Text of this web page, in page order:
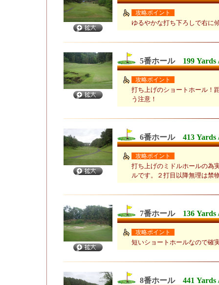
攻略ポイント
ゆるやかな打ち下ろしで右に
5番ホール 199 Yards
攻略ポイント
打ち上げのショートホール！
う注意！
6番ホール 413 Yards
攻略ポイント
打ち上げのミドルホールの為
ルです。２打目以降無理は禁
7番ホール 136 Yards
攻略ポイント
短いショートホールなので確
8番ホール 441 Yards